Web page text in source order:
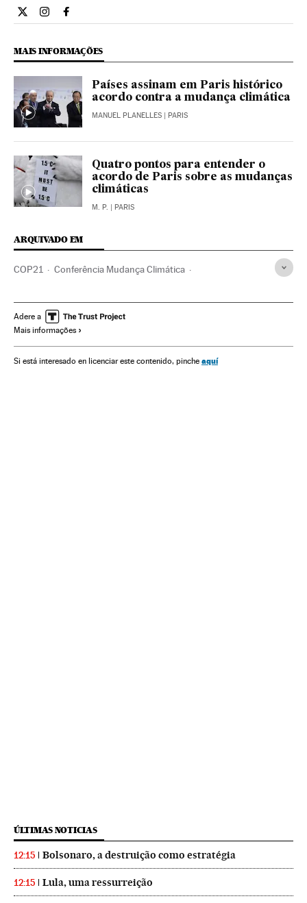
Internacional El País Brasil en Twitter
Internacional El País Brasil en Instagram
Internacional El País Brasil en Facebook
MAIS INFORMAÇÕES
Países assinam em Paris histórico
acordo contra a mudança climática
MANUEL PLANELLES | PARIS
Quatro pontos para entender o
acordo de Paris sobre as mudanças
climáticas
M. P. | PARIS
ARQUIVADO EM
COP21 Conferência Mudança Climática
China Estados Unidos Relações internacionais
Acordos ambientais
América do Norte ONU Ásia Problemas ambientais
Adere a
Mais informações
Si está interesado en licenciar este contenido, pinche aquí
ÚLTIMAS NOTICIAS
12:15 Bolsonaro, a destruição como estratégia
12:15 Lula, uma ressurreição